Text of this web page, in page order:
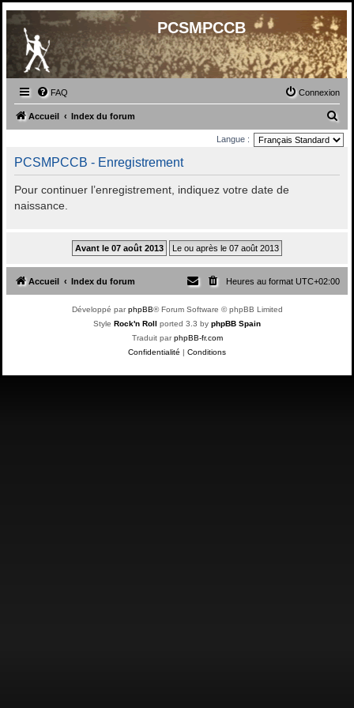
PCSMPCCB
FAQ Connexion
Accueil Index du forum
e
e
r
Langue :
PCSMPCCB - Enregistrement
Pour continuer l’enregistrement, indiquez votre date de
naissance.
Accueil Index du forum Heures au format UTC+02:00
Développé parphpBB® Forum Software © phpBB Limited
Style Rock'n Roll ported 3.3 by phpBB Spain
Traduit parphpBB-fr.com
Confidentialité
Conditions